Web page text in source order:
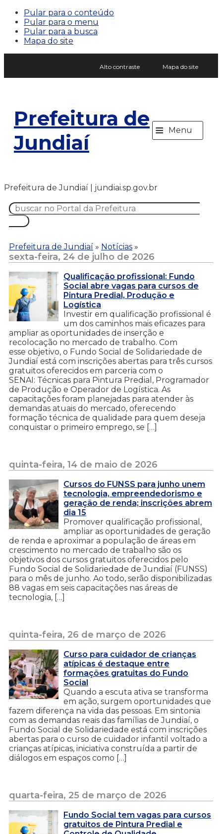
Pular para o conteúdo
Pular para o menu
Pular para a busca
Mapa do site
Alto contraste Mapa do site
Prefeitura de
Jundiaí
≡ Menu
Prefeitura de Jundiaí | jundiai.sp.gov.br
Prefeitura de Jundiaí » Notícias »
sexta-feira, 24 de julho de 2026
Qualificação profissional: Fundo
Social abre vagas para cursos de
Pintura Predial, Produção e
Logística
Investir em qualificação profissional é
um dos caminhos mais eficazes para
ampliar as oportunidades de inserção e
recolocação no mercado de trabalho. Com
esse objetivo, o Fundo Social de Solidariedade de
Jundiaí está com inscrições abertas para três cursos
gratuitos oferecidos em parceria com o
SENAI: Técnicas para Pintura Predial, Programador
de Produção e Operador de Logística. As
capacitações foram planejadas para atender às
demandas atuais do mercado, oferecendo
formação técnica de qualidade para quem deseja
conquistar o primeiro emprego, se […]
quinta-feira, 14 de maio de 2026
Cursos do FUNSS para junho unem
tecnologia, empreendedorismo e
geração de renda; inscrições abrem
dia 15
Promover qualificação profissional,
ampliar as oportunidades de geração
de renda e aproximar a população de áreas em
crescimento no mercado de trabalho são os
objetivos dos cursos gratuitos oferecidos pelo
Fundo Social de Solidariedade de Jundiaí (FUNSS)
para o mês de junho. Ao todo, serão disponibilizadas
88 vagas em seis capacitações nas áreas de
tecnologia, […]
quinta-feira, 26 de março de 2026
Curso para cuidador de crianças
atípicas é destaque entre
formações gratuitas do Fundo
Social
Quando a escuta ativa se transforma
em ação, surgem oportunidades que
fazem diferença na vida das pessoas. Em sintonia
com as demandas reais das famílias de Jundiaí, o
Fundo Social de Solidariedade está com inscrições
abertas para o curso de cuidador infantil voltado a
crianças atípicas, iniciativa construída a partir de
diálogos em espaços como […]
quarta-feira, 25 de março de 2026
Fundo Social tem vagas para cursos
gratuitos de Pintura Predial e